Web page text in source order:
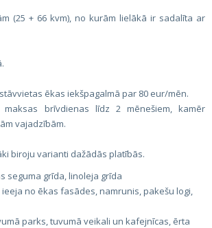
(25 + 66 kvm), no kurām lielākā ir sadalīta ar
ēkas iekšpagalmā par 80 eur/mēn.
brīvdienas līdz 2 mēnešiem, kamēr
vajadzībām.
biroju varianti dažādās platībās.
seguma grīda, linoleja grīda
ieeja no ēkas fasādes, namrunis, pakešu logi,
parks, tuvumā veikali un kafejnīcas, ērta